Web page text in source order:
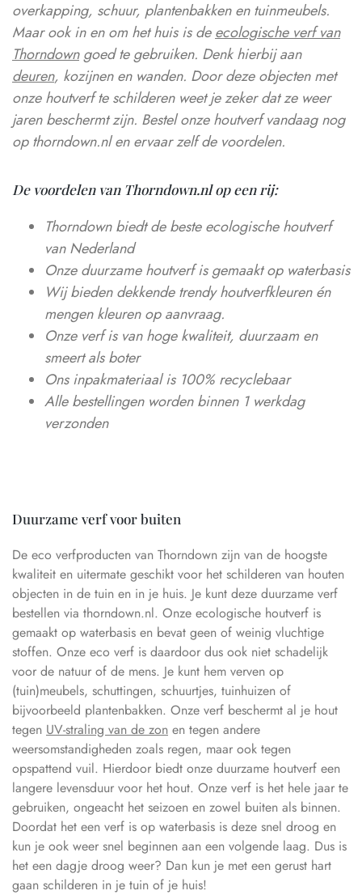
overkapping, schuur, plantenbakken en tuinmeubels.
Maar ook in en om het huis is deecologische verf van
Thorndowngoed te gebruiken. Denk hierbij aan
deuren, kozijnen en wanden. Door deze objecten met
onze houtverf te schilderen weet je zeker dat ze weer
jaren beschermt zijn. Bestel onze houtverf vandaag nog
op thorndown.nl en ervaar zelf de voordelen.
De voordelen van Thorndown.nl op een rij:
Thorndown biedt de beste ecologische houtverf
van Nederland
Onze duurzame houtverf is gemaakt op waterbasis
Wij biedendekkende trendy houtverfkleurenén
mengen kleuren op aanvraag.
Onze verf is van hoge kwaliteit, duurzaam en
smeert als boter
Ons inpakmateriaal is 100% recyclebaar
Alle bestellingen worden binnen 1 werkdag
verzonden
Duurzame verf voor buiten
De eco verfproducten van Thorndown zijn van de hoogste
kwaliteit en uitermate geschikt voor het schilderen van houten
objecten in de tuin en in je huis. Je kunt deze duurzame verf
bestellen via thorndown.nl. Onze ecologische houtverf is
gemaakt op waterbasis en bevat geen of weinig vluchtige
stoffen. Onze eco verf is daardoor dus ook niet schadelijk
voor de natuur of de mens. Je kunt hem verven op
(tuin)meubels, schuttingen, schuurtjes, tuinhuizen of
bijvoorbeeld plantenbakken. Onze verf beschermt al je hout
tegen UV-straling van de zon en tegen andere
weersomstandigheden zoals regen, maar ook tegen
opspattend vuil. Hierdoor biedt onze duurzame houtverf een
langere levensduur voor het hout. Onze verf is het hele jaar te
gebruiken, ongeacht het seizoen en zowel buiten als binnen.
Doordat het een verf is op waterbasis is deze snel droog en
kun je ook weer snel beginnen aan een volgende laag. Dus is
het een dagje droog weer? Dan kun je met een gerust hart
gaan schilderen in je tuin of je huis!